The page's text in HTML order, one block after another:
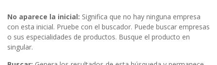
No aparece la inicial: Significa que no hay ninguna empresa
con esta inicial. Pruebe con el buscador. Puede buscar empresas
o sus especialidades de productos. Busque el producto en
singular.